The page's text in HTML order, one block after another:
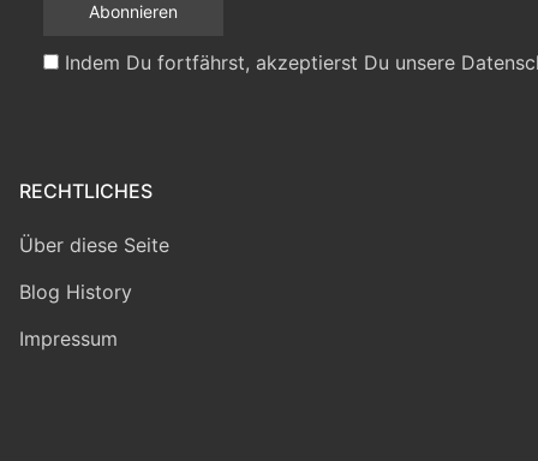
Indem Du fortfährst, akzeptierst Du unsere
RECHTLICHES
Über diese Seite
Blog History
Impressum